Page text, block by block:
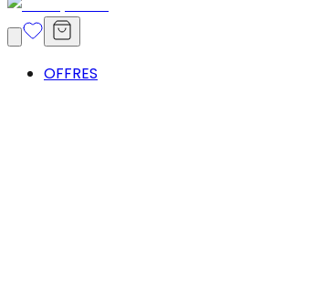
OFFRES